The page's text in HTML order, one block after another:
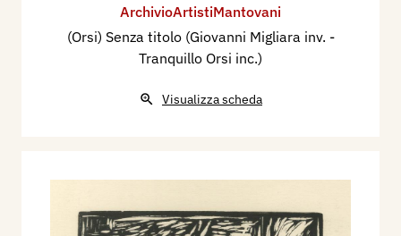
ArchivioArtistiMantovani
(Orsi) Senza titolo (Giovanni Migliara inv. -
Tranquillo Orsi inc.)
Visualizza scheda